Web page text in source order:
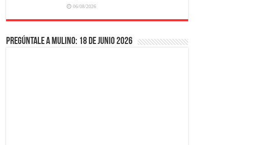
06/08/2026
Pregúntale a Mulino: 18 de junio 2026